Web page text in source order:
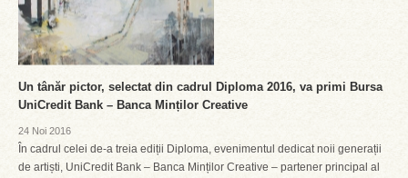
Un tânăr pictor, selectat din cadrul Diploma 2016, va primi Bursa
UniCredit Bank – Banca Minților Creative
24 Noi 2016
În cadrul celei de-a treia ediții Diploma, evenimentul dedicat noii generații
de artiști, UniCredit Bank – Banca Minților Creative – partener principal al